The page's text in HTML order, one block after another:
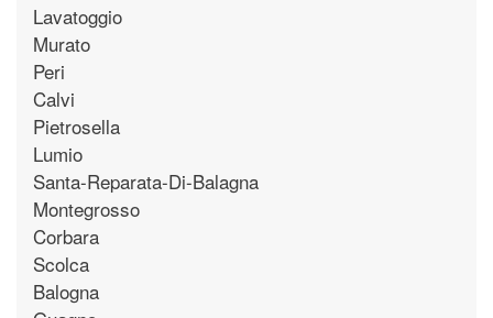
Lavatoggio
Murato
Peri
Calvi
Pietrosella
Lumio
Santa-Reparata-Di-Balagna
Montegrosso
Corbara
Scolca
Balogna